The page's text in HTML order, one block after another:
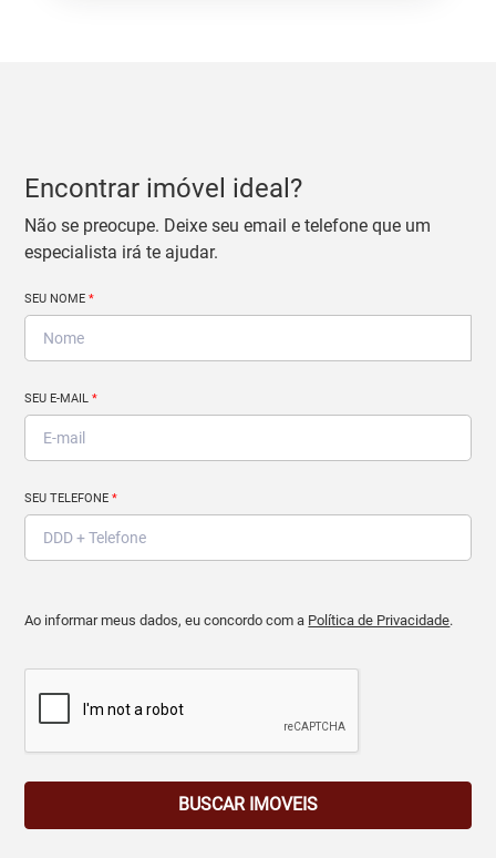
Encontrar imóvel ideal?
Não se preocupe. Deixe seu email e telefone que um
especialista irá te ajudar.
SEU NOME*
SEU E-MAIL*
SEU TELEFONE*
Ao informar meus dados, eu concordo com a Política de Privacidade.
BUSCAR IMOVEIS